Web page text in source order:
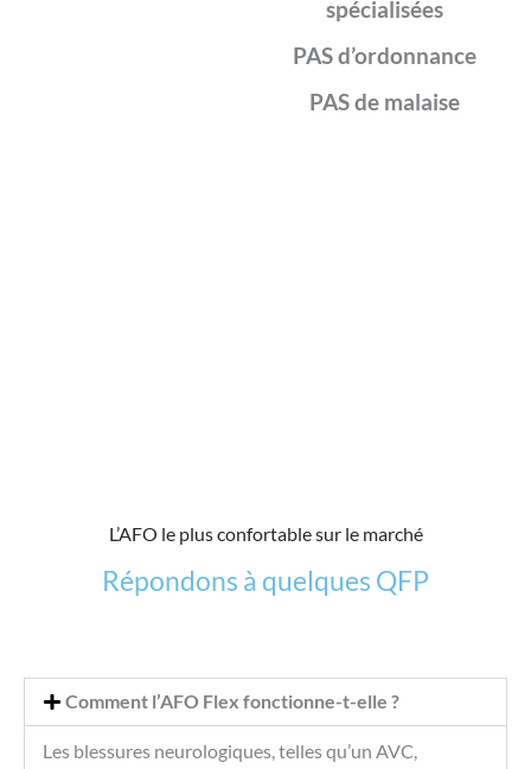
spécialisées
PAS d’ordonnance
PAS de malaise
L’AFO le plus confortable sur le marché
Répondons à quelques QFP
Comment l’AFO Flex fonctionne-t-elle ?
Les blessures neurologiques, telles qu’un AVC,